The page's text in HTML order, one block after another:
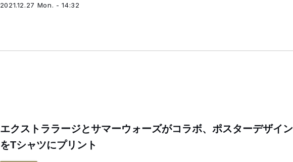
2021.12.27 Mon. - 14:32
エクストララージとサマーウォーズがコラボ、ポスターデザイン
をTシャツにプリント